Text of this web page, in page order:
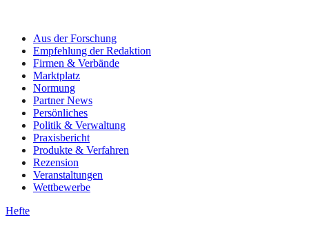
Aus der Forschung
Empfehlung der Redaktion
Firmen & Verbände
Marktplatz
Normung
Partner News
Persönliches
Politik & Verwaltung
Praxisbericht
Produkte & Verfahren
Rezension
Veranstaltungen
Wettbewerbe
Hefte